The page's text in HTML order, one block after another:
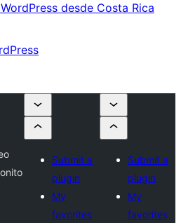
desde Costa Rica
Submit a
plugin
My
favorites
Submit a
plugin
My
favorites